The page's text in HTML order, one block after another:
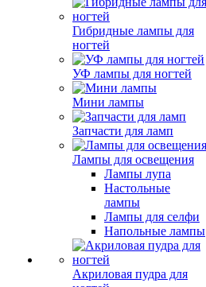
Гибридные лампы для
ногтей
УФ лампы для ногтей
Мини лампы
Запчасти для ламп
Лампы для освещения
Лампы лупа
Настольные
лампы
Лампы для селфи
Напольные лампы
Акриловая пудра для